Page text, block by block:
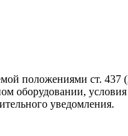
положениями ст.
оборудовании,
уведомления.